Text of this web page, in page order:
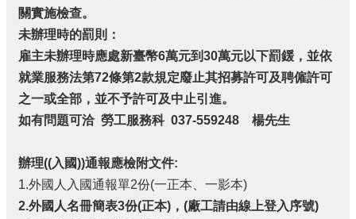
站
連
結
政
府
資
訊
開
補
助
關實施檢查。
未辦理時的罰則：
雇主未辦理時應處新臺幣6萬元到30萬元以下罰鍰，並依
就業服務法第72條第2款規定廢止其招募許可及聘僱許可
之一或全部，並不予許可及中止引進。
如有問題可洽 勞工服務科 037-559248 楊先生
辦理((入國))通報應檢附文件:
1.外國人入國通報單2份(一正本、一影本)
2.外國人名冊簡表3份(正本)，(廠工請由線上登入序號)